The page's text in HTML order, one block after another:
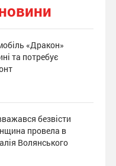
«Дракон»
та потребує
безвісти
провела в
Волянського